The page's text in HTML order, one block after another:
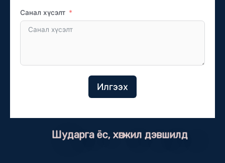
Санал хүсэлт
Илгээх
Шударга ёс, хөгжил дэвшилд